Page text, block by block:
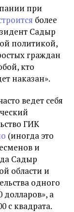
при
более
Садыр
политикой,
граждан
кто
наказан».
ведет себя
ГИК
(иногда это
и
Садыр
области и
одного
долларов», а
с квадрата.